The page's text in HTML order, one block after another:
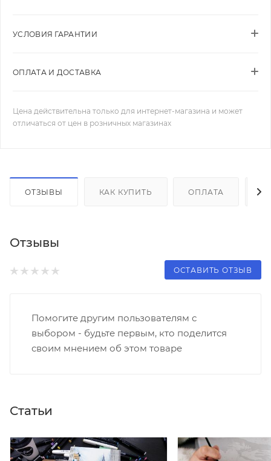
УСЛОВИЯ ГАРАНТИИ
ОПЛАТА И ДОСТАВКА
Цена действительна только для интернет-магазина и может
отличаться от цен в розничных магазинах
ОТЗЫВЫ КАК КУПИТЬ ОПЛАТА
Отзывы
ОСТАВИТЬ ОТЗЫВ
Помогите другим пользователям с
выбором - будьте первым, кто поделится
своим мнением об этом товаре
Статьи